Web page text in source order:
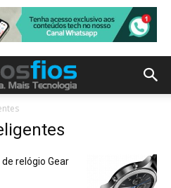
relógio Gear